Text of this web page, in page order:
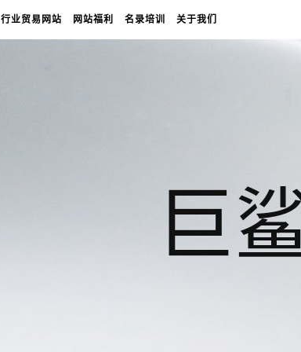
行业贸易网站 网站福利 名录培训 关于我们
巨